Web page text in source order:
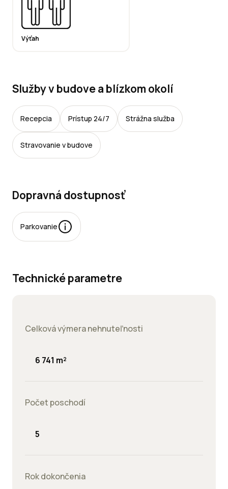
Výťah
Služby v budove a blízkom okolí
Recepcia Prístup 24/7 Strážna služba
Stravovanie v budove
Dopravná dostupnosť
Parkovanie
Technické parametre
Celková výmera nehnuteľnosti
6 741 m²
Počet poschodí
5
Rok dokončenia